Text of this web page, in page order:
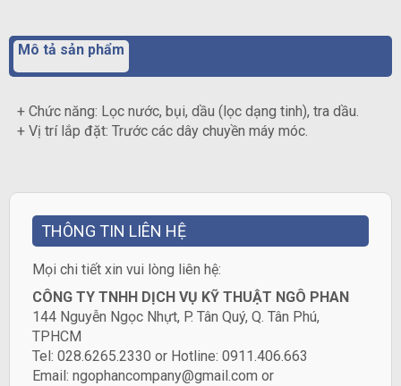
Mô tả sản phẩm
+ Chức năng: Lọc nước, bụi, dầu (lọc dạng tinh), tra dầu.
+ Vị trí lắp đặt: Trước các dây chuyền máy móc.
THÔNG TIN LIÊN HỆ
​Mọi chi tiết xin vui lòng liên hệ:
CÔNG TY TNHH DỊCH VỤ KỸ THUẬT NGÔ PHAN
144 Nguyễn Ngọc Nhựt, P. Tân Quý, Q. Tân Phú,
TPHCM
Tel: 028.6265.2330 or Hotline: 0911.406.663
Email: ngophancompany@gmail.com or